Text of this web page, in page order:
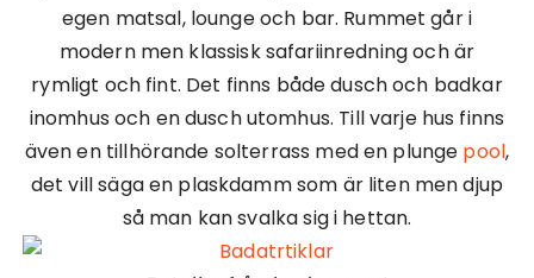
egen matsal, lounge och bar. Rummet går i
modern men klassisk safariinredning och är
rymligt och fint. Det finns både dusch och badkar
inomhus och en dusch utomhus. Till varje hus finns
även en tillhörande solterrass med en plunge pool,
det vill säga en plaskdamm som är liten men djup
så man kan svalka sig i hettan.